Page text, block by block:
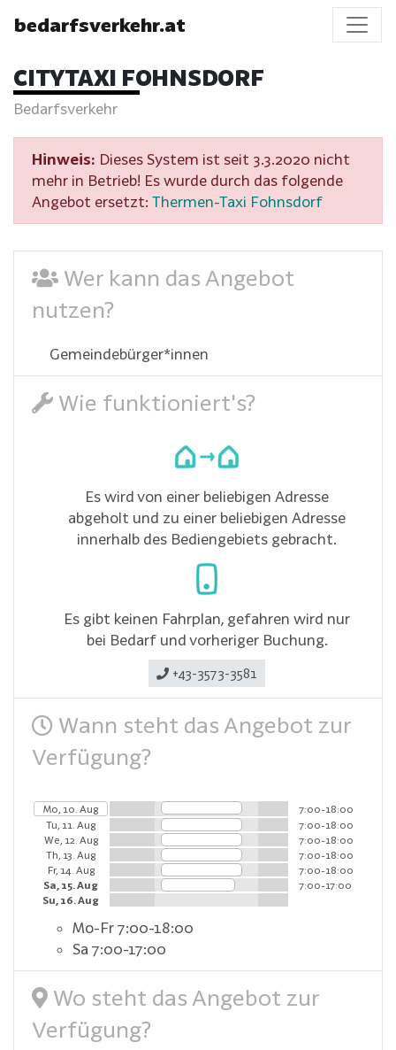
bedarfsverkehr.at
CITYTAXI FOHNSDORF
Bedarfsverkehr
Hinweis: Dieses System ist seit 3.3.2020 nicht
mehr in Betrieb! Es wurde durch das folgende
Angebot ersetzt: Thermen-Taxi Fohnsdorf
Wer kann das Angebot
nutzen?
Gemeindebürger*innen
Wie funktioniert's?
Es wird von einer beliebigen Adresse
abgeholt und zu einer beliebigen Adresse
innerhalb des Bediengebiets gebracht.
Es gibt keinen Fahrplan, gefahren wird nur
bei Bedarf und vorheriger Buchung.
+43-3573-3581
Wann steht das Angebot zur
Verfügung?
Mo, 10. Aug
7:00-18:00
Tu, 11. Aug
7:00-18:00
We, 12. Aug
7:00-18:00
Th, 13. Aug
7:00-18:00
Fr, 14. Aug
7:00-18:00
Sa, 15. Aug
7:00-17:00
Su, 16. Aug
Mo-Fr 7:00-18:00
Sa 7:00-17:00
Wo steht das Angebot zur
Verfügung?